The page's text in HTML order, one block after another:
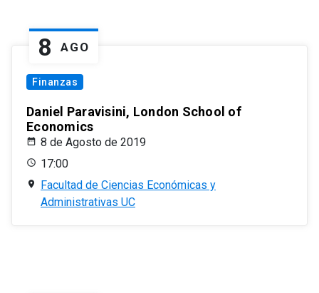
8 AGO
Finanzas
Daniel Paravisini, London School of
Economics
8 de Agosto de 2019
17:00
Facultad de Ciencias Económicas y
Administrativas UC